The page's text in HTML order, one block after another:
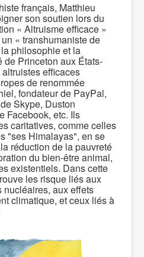
français, Matthieu
son soutien lors du
« Altruisme efficace »
« transhumaniste de
philosophie et la
Princeton aux États-
efficaces
de renommée
fondateur de PayPal,
Skype, Duston
Facebook, etc. Ils
caritatives, comme celles
"ses Himalayas", en se
réduction de la pauvreté
du bien-être animal,
existentiels. Dans cette
les risque liés aux
aux effets
climatique, et ceux liés à